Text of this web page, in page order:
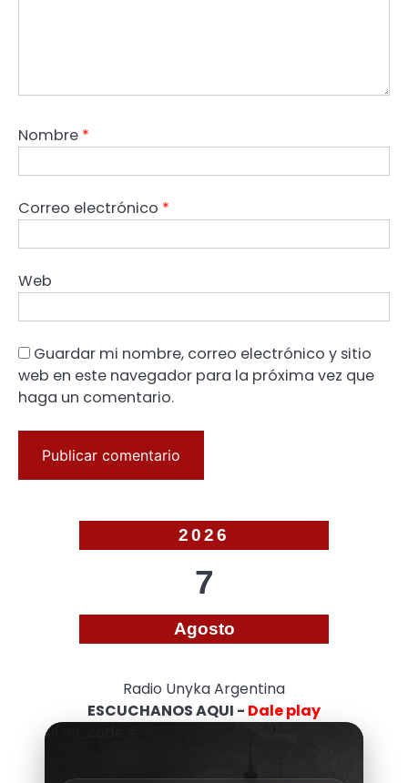
Nombre *
Correo electrónico *
Web
Guardar mi nombre, correo electrónico y sitio
web en este navegador para la próxima vez que
haga un comentario.
2026
7
Agosto
Radio Unyka Argentina
ESCUCHANOS AQUI - Dale play